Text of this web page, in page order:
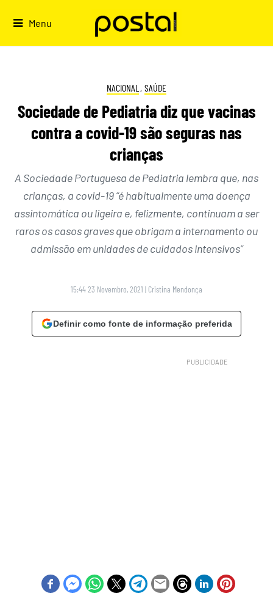
Menu
NACIONAL , SAÚDE
Sociedade de Pediatria diz que vacinas
contra a covid-19 são seguras nas
crianças
A Sociedade Portuguesa de Pediatria lembra que, nas
crianças, a covid-19 “é habitualmente uma doença
assintomática ou ligeira e, felizmente, continuam a ser
raros os casos graves que obrigam a internamento ou
admissão em unidades de cuidados intensivos”
15:44 23 Novembro, 2021 | Cristina Mendonça
Definir como fonte de informação preferida